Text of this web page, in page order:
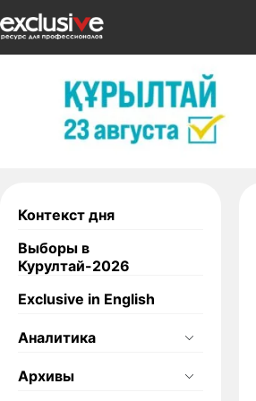
Контекст дня
Выборы в
Курултай-2026
Exclusive in English
Аналитика
Архивы